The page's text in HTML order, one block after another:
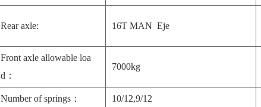
Rear axle: 16T MAN Eje
Front axle allowable loa
d：
7000kg
Number of springs： 10/12,9/12